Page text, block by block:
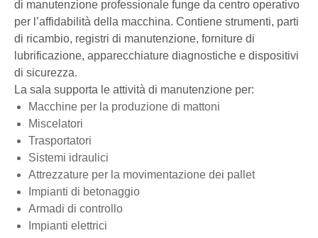
di manutenzione professionale funge da centro operativo
per l’affidabilità della macchina. Contiene strumenti, parti
di ricambio, registri di manutenzione, forniture di
lubrificazione, apparecchiature diagnostiche e dispositivi
di sicurezza.
La sala supporta le attività di manutenzione per:
Macchine per la produzione di mattoni
Miscelatori
Trasportatori
Sistemi idraulici
Attrezzature per la movimentazione dei pallet
Impianti di betonaggio
Armadi di controllo
Impianti elettrici